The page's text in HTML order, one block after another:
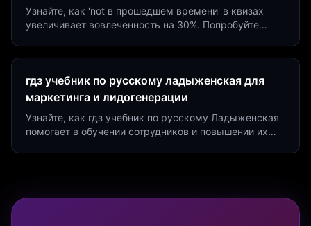
Узнайте, как 'not в прошедшем времени' в квизах
увеличивает вовлеченность на 30%. Попробуйте
гдз учебник по русскому ладыженская для
маркетинга и лидогенерации
Узнайте, как гдз учебник по русскому Ладыженская
помогает в обучении сотрудников и повышении их